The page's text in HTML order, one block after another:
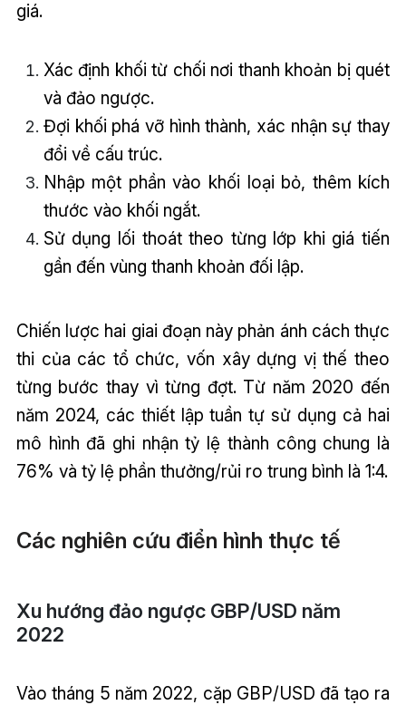
giá.
Xác định khối từ chối nơi thanh khoản bị quét
và đảo ngược.
Đợi khối phá vỡ hình thành, xác nhận sự thay
đổi về cấu trúc.
Nhập một phần vào khối loại bỏ, thêm kích
thước vào khối ngắt.
Sử dụng lối thoát theo từng lớp khi giá tiến
gần đến vùng thanh khoản đối lập.
Chiến lược hai giai đoạn này phản ánh cách thực
thi của các tổ chức, vốn xây dựng vị thế theo
từng bước thay vì từng đợt. Từ năm 2020 đến
năm 2024, các thiết lập tuần tự sử dụng cả hai
mô hình đã ghi nhận tỷ lệ thành công chung là
76% và tỷ lệ phần thưởng/rủi ro trung bình là 1:4.
Các nghiên cứu điển hình thực tế
Xu hướng đảo ngược GBP/USD năm
2022
Vào tháng 5 năm 2022, cặp GBP/USD đã tạo ra